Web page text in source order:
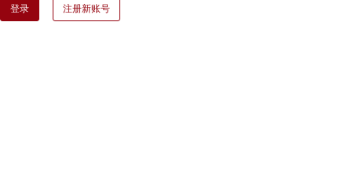
登录 注册新账号